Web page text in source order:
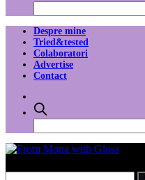
Despre mine
Tried&tested
Colaboratori
Advertise
Contact